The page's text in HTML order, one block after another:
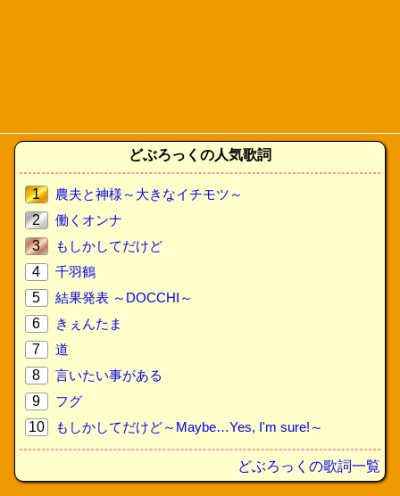
どぶろっくの人気歌詞
1
農夫と神様～大きなイチモツ～
2
働くオンナ
3
もしかしてだけど
4
千羽鶴
5
結果発表 ～DOCCHI～
6
きぇんたま
7
道
8
言いたい事がある
9
フグ
10
もしかしてだけど～Maybe…Yes, I'm sure!～
どぶろっくの歌詞一覧